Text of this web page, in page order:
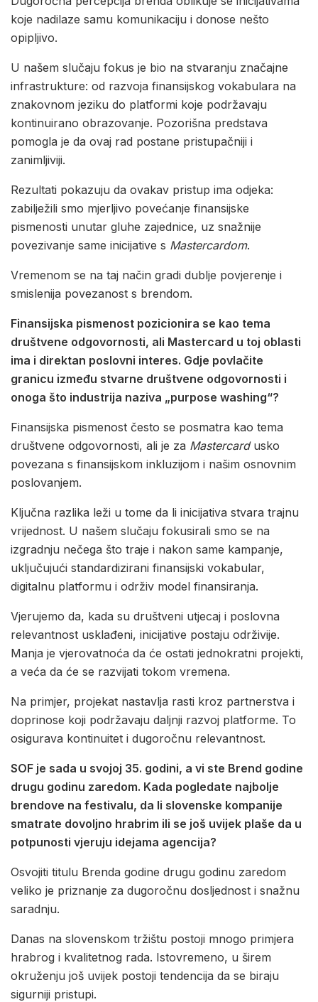
koje nadilaze samu komunikaciju i donose nešto
opipljivo.
U našem slučaju fokus je bio na stvaranju značajne
infrastrukture: od razvoja finansijskog vokabulara na
znakovnom jeziku do platformi koje podržavaju
kontinuirano obrazovanje. Pozorišna predstava
pomogla je da ovaj rad postane pristupačniji i
zanimljiviji.
Rezultati pokazuju da ovakav pristup ima odjeka:
zabilježili smo mjerljivo povećanje finansijske
pismenosti unutar gluhe zajednice, uz snažnije
povezivanje same inicijative s Mastercardom.
Vremenom se na taj način gradi dublje povjerenje i
smislenija povezanost s brendom.
Finansijska pismenost pozicionira se kao tema
društvene odgovornosti, ali Mastercard u toj oblasti
ima i direktan poslovni interes. Gdje povlačite
granicu između stvarne društvene odgovornosti i
onoga što industrija naziva „purpose washing“?
Finansijska pismenost često se posmatra kao tema
društvene odgovornosti, ali je za Mastercard usko
povezana s finansijskom inkluzijom i našim osnovnim
poslovanjem.
Ključna razlika leži u tome da li inicijativa stvara trajnu
vrijednost. U našem slučaju fokusirali smo se na
izgradnju nečega što traje i nakon same kampanje,
uključujući standardizirani finansijski vokabular,
digitalnu platformu i održiv model finansiranja.
Vjerujemo da, kada su društveni utjecaj i poslovna
relevantnost usklađeni, inicijative postaju održivije.
Manja je vjerovatnoća da će ostati jednokratni projekti,
a veća da će se razvijati tokom vremena.
Na primjer, projekat nastavlja rasti kroz partnerstva i
doprinose koji podržavaju daljnji razvoj platforme. To
osigurava kontinuitet i dugoročnu relevantnost.
SOF je sada u svojoj 35. godini, a vi ste Brend godine
drugu godinu zaredom. Kada pogledate najbolje
brendove na festivalu, da li slovenske kompanije
smatrate dovoljno hrabrim ili se još uvijek plaše da u
potpunosti vjeruju idejama agencija?
Osvojiti titulu Brenda godine drugu godinu zaredom
veliko je priznanje za dugoročnu dosljednost i snažnu
saradnju.
Danas na slovenskom tržištu postoji mnogo primjera
hrabrog i kvalitetnog rada. Istovremeno, u širem
okruženju još uvijek postoji tendencija da se biraju
sigurniji pristupi.